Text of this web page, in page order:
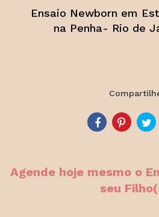
Ensaio Newborn em
na Penha- Rio de
Agende hoje mesmo o
seu